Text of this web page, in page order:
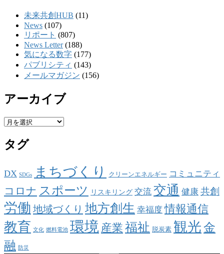
未来共創HUB (11)
News (107)
リポート (807)
News Letter(188)
気になる数字 (177)
パブリシティ (143)
メールマガジン (156)
アーカイブ
ア
カ
イ
タグ
DX SDGs まちづくり クリーンエネルギー コミュニティ
コロナ スポーツ リスキリング 交流 交通 健康 共創
労働 地域づくり 地方創生 幸福度 情報通信
教育 文化 燃料電池 環境 産業 福祉 脱炭素 観光金
融
防災